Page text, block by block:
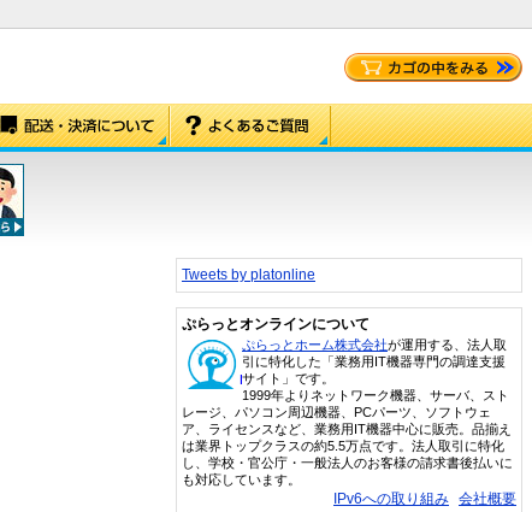
Tweets by platonline
ぷらっとオンラインについて
ぷらっとホーム株式会社が運用する、法人取
引に特化した「業務用IT機器専門の調達支援
サイト」です。
1999年よりネットワーク機器、サーバ、スト
レージ、パソコン周辺機器、PCパーツ、ソフトウェ
ア、ライセンスなど、業務用IT機器中心に販売。品揃え
は業界トップクラスの約5.5万点です。法人取引に特化
し、学校・官公庁・一般法人のお客様の請求書後払いに
も対応しています。
IPv6への取り組み 会社概要